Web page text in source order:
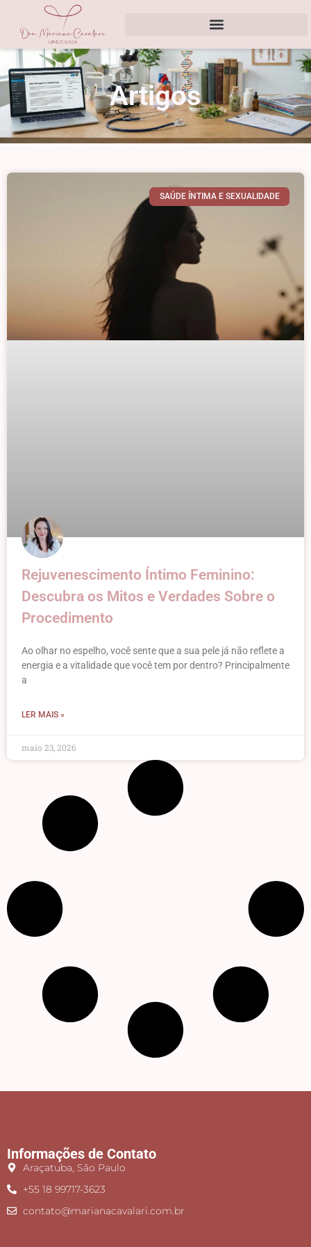
Artigos
SAÚDE ÍNTIMA E SEXUALIDADE
Rejuvenescimento Íntimo Feminino:
Descubra os Mitos e Verdades Sobre o
Procedimento
Ao olhar no espelho, você sente que a sua pele já não reflete a
energia e a vitalidade que você tem por dentro? Principalmente
a
LER MAIS »
maio 23, 2026
Informações de Contato
Araçatuba, São Paulo
+55 18 99717-3623
contato@marianacavalari.com.br